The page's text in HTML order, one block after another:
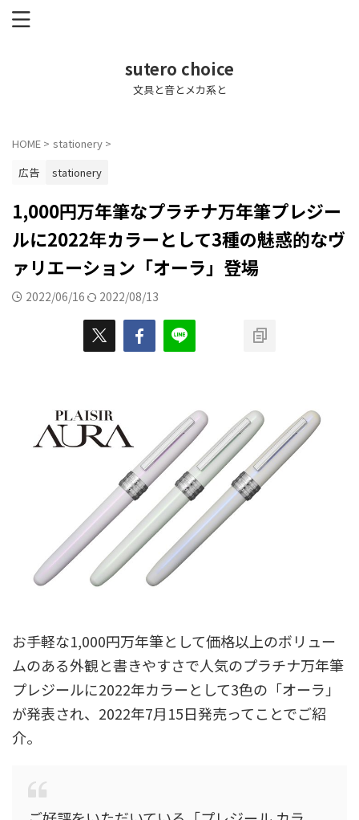
sutero choice
文具と音とメカ系と
HOME > stationery >
広告
stationery
1,000円万年筆なプラチナ万年筆プレジー
ルに2022年カラーとして3種の魅惑的なヴ
ァリエーション「オーラ」登場
2022/06/16 2022/08/13
お手軽な1,000円万年筆として価格以上のボリュー
ムのある外観と書きやすさで人気のプラチナ万年筆
プレジールに2022年カラーとして3色の「オーラ」
が発表され、2022年7月15日発売ってことでご紹
介。